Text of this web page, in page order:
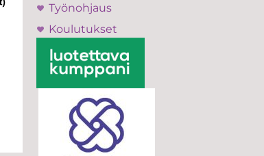
Työnohjaus
Koulutukset